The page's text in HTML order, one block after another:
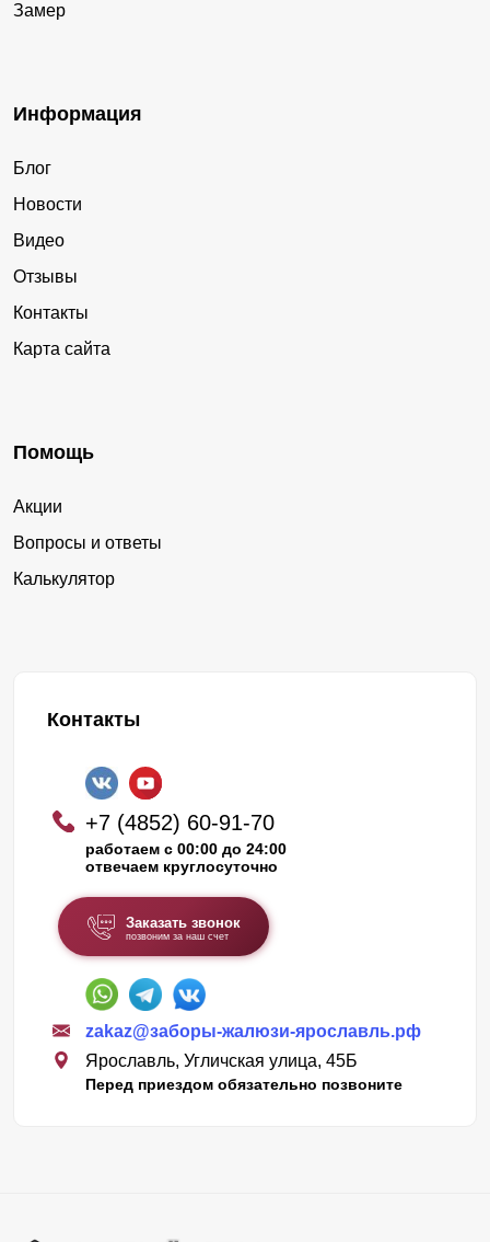
Замер
Информация
Блог
Новости
Видео
Отзывы
Контакты
Карта сайта
Помощь
Акции
Вопросы и ответы
Калькулятор
Контакты
+7 (4852) 60-91-70
работаем с 00:00 до 24:00
отвечаем круглосуточно
Заказать звонок
позвоним за наш счет
zakaz@заборы-жалюзи-ярославль.рф
Ярославль, Угличская улица, 45Б
Перед приездом обязательно позвоните